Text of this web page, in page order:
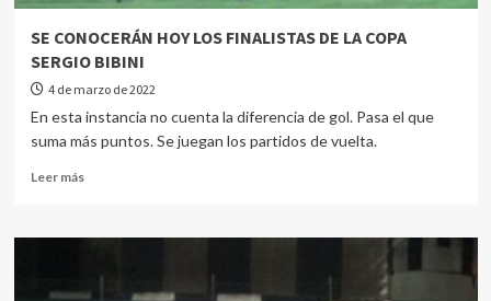
SE CONOCERÁN HOY LOS FINALISTAS DE LA COPA
SERGIO BIBINI
4 de marzo de 2022
En esta instancia no cuenta la diferencia de gol. Pasa el que
suma más puntos. Se juegan los partidos de vuelta.
Leer más